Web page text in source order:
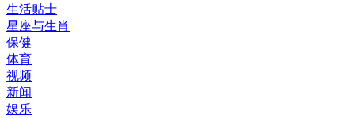
生活贴士
星座与生肖
保健
体育
视频
新闻
娱乐